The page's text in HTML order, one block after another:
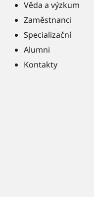
Věda a výzkum
Zaměstnanci
Specializační
Alumni
Kontakty